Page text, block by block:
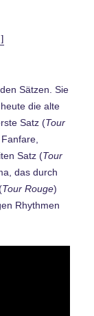
Sätzen. Sie
die alte
Satz (Tour
Satz (Tour
das durch
Tour Rouge)
Rhythmen